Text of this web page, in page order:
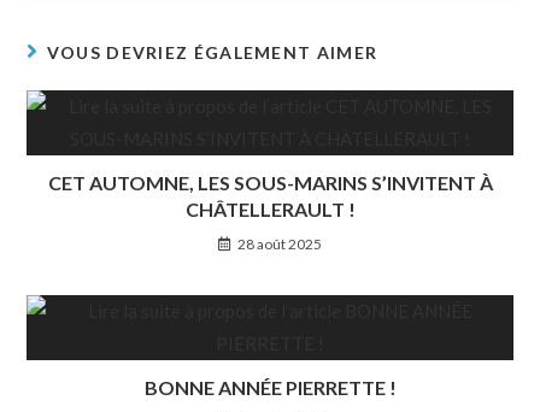
VOUS DEVRIEZ ÉGALEMENT AIMER
CET AUTOMNE, LES SOUS-MARINS S’INVITENT À
CHÂTELLERAULT !
28 août 2025
BONNE ANNÉE PIERRETTE !